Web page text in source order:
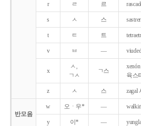
r ㄹ 르
s ㅅ 스
t ㅌ 트
v ㅂ ―
x
ㅅ,
ㄱㅅ
ㄱ스
육스
z ㅅ 스 zagal
반모음
w 오ㆍ우* ―
y 이* ―